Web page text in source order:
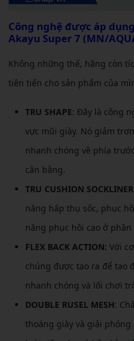
Công nghệ được áp
Akayu Super 7 (MN/
Không những thế, hãng còn
tiên tiến cho sản phẩm của
TRU SHAPE: Đây là công
vực mũi giày. Nó giảm
nhanh chóng về phía
cân bằng.
TRU CUSHION
năng hấp thụ sốc, phục
năng phục hồi cao ở phần
FLEX BACK ACTION: Với
chúng được tạo ra để tạo
nhanh chóng và lối chơi
DOUBLE RUSEL MESH:
thoáng giày và giải phóng